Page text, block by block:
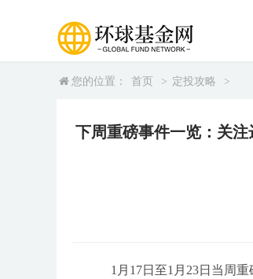
您的位置： 首页 > 定投攻略 >
下周重磅事件一览：关
1月17日至1月23日当周重